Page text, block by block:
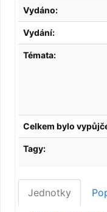
Vydáno:
Vydání:
Témata:
Celkem bylo
Tagy:
Jednotky